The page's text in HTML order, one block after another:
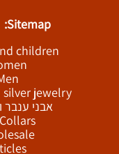
Sitemap:
children
silver jewelry
אבני ענבר